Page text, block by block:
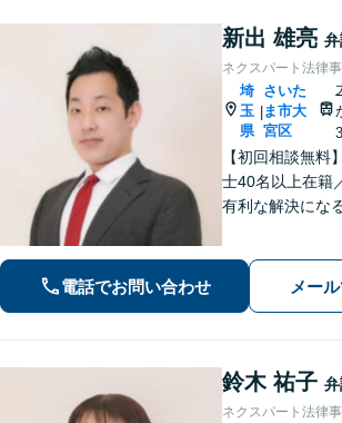
新出 雄亮
ネクスパート法律
埼
玉
県
|
さいた
ま市大
宮区
【初回相談無料
士40名以上在籍
有利な解決にな
談ください【夜
電話でお問い合わせ メー
鈴木 祐子
ネクスパート法律